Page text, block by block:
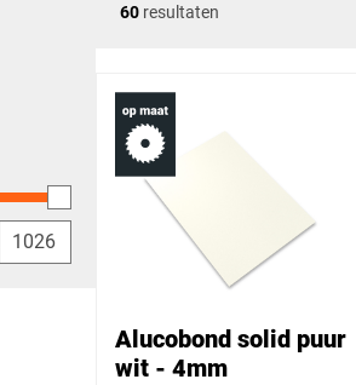
60resultaten
Alucobond solid puur
wit - 4mm